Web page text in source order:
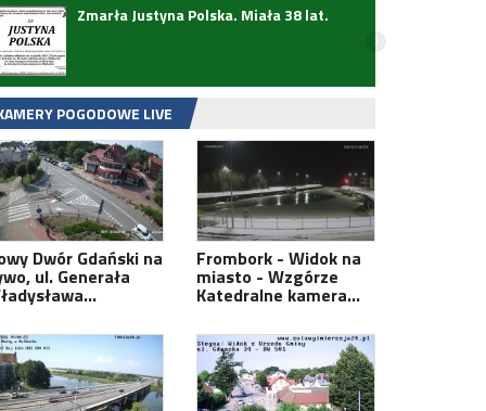
Zmarła Justyna Polska. Miała 38 lat.
POGODOWE LIVE
Dwór Gdański na
ul. Generała
Frombork - Widok na
miasto - Wzgórze
Katedralne kamera…